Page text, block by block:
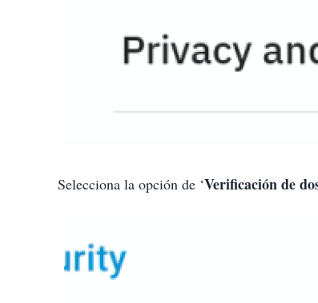
Selecciona la opción de ‘Verificación de